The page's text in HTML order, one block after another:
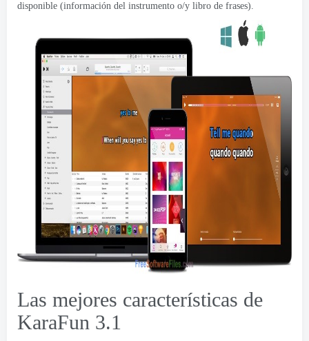
disponible (información del instrumento o/y libro de frases).
Las mejores características de
KaraFun 3.1